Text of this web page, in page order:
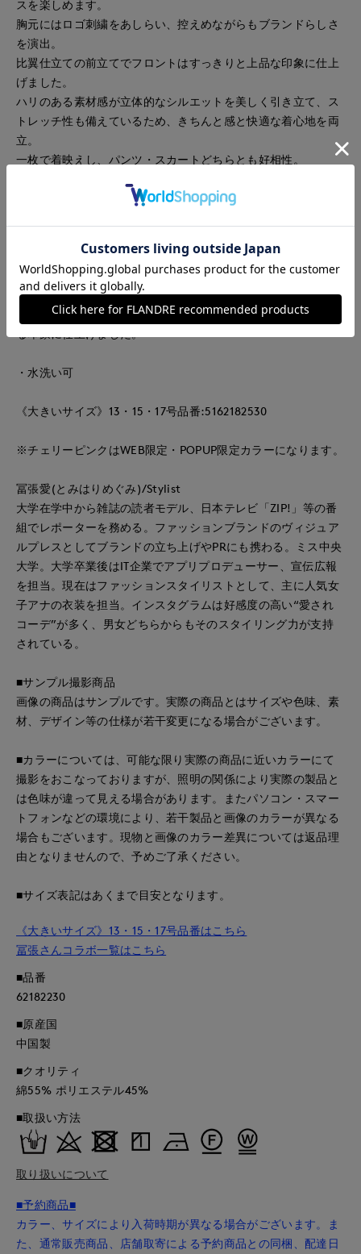
スを楽しめます。
胸元にはロゴ刺繍をあしらい、控えめながらもブランドらしさ
を演出。
比翼仕立ての前立てでフロントはすっきりと上品な印象に仕上
げました。
ハリのある素材感が立体的なシルエットを美しく引き立て、ス
トレッチ性も備えているため、きちんと感と快適な着心地を両
立。
一枚で着映えし、パンツ・スカートどちらとも好相性。
わせた、こだわりの素材を使用。
なめらかでやわらかな肌ざわりに加え、適度なハリ感があり、
美しいシルエットをキープします。
さらに、光を抑えた落ち着きのある質感で、上品で高級感のあ
・水洗い可
《大きいサイズ》13・15・17号品番:5162182530
※チェリーピンクはWEB限定・POPUP限定カラーになります。
冨張愛(とみはりめぐみ)/Stylist
大学在学中から雑誌の読者モデル、日本テレビ「ZIP!」等の番
組でレポーターを務める。ファッションブランドのヴィジュア
ルプレスとしてブランドの立ち上げやPRにも携わる。ミス中央
大学。大学卒業後はIT企業でアプリプロデューサー、宣伝広報
を担当。現在はファッションスタイリストとして、主に人気女
子アナの衣装を担当。インスタグラムは好感度の高い“愛され
コーデ”が多く、男女どちらからもそのスタイリング力が支持
されている。
■サンプル撮影商品
画像の商品はサンプルです。実際の商品とはサイズや色味、素
材、デザイン等の仕様が若干変更になる場合がございます。
■カラーについては、可能な限り実際の商品に近いカラーにて
撮影をおこなっておりますが、照明の関係により実際の製品と
は色味が違って見える場合があります。またパソコン・スマー
トフォンなどの環境により、若干製品と画像のカラーが異なる
場合もございます。現物と画像のカラー差異については返品理
由となりませんので、予めご了承ください。
■サイズ表記はあくまで目安となります。
《大きいサイズ》13・15・17号品番はこちら
冨張さんコラボ一覧はこちら
■品番
62182230
■原産国
中国製
■クオリティ
綿55% ポリエステル45%
■取扱い方法
取り扱いについて
■予約商品■
カラー、サイズにより入荷時期が異なる場合がございます。ま
た、通常販売商品、店舗取寄による予約商品との同梱、配達日